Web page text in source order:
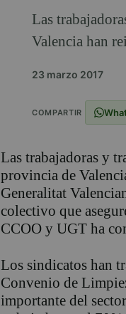
Las
Valencia han
23 marzo 2017
COMPARTIR
Las trabajadoras y
provincia de
Generalitat
colectivo que
CCOO y UGT ha
Los sindicatos han
Convenio de
importante del